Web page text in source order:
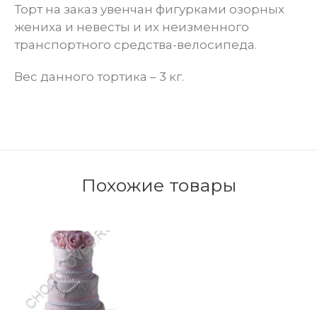
Торт на заказ увенчан фигурками озорных
жениха и невесты и их неизменного
транспортного средства-велосипеда.
Вес данного тортика – 3 кг.
Похожие товары